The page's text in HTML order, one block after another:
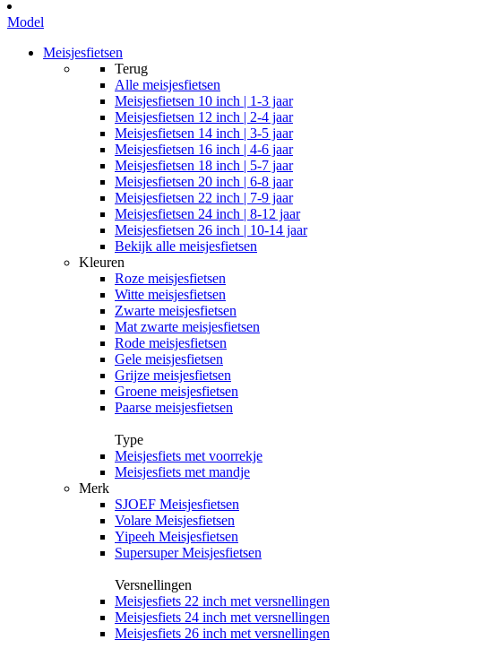
Model
Meisjesfietsen
Terug
Alle meisjesfietsen
Meisjesfietsen 10 inch | 1-3 jaar
Meisjesfietsen 12 inch | 2-4 jaar
Meisjesfietsen 14 inch | 3-5 jaar
Meisjesfietsen 16 inch | 4-6 jaar
Meisjesfietsen 18 inch | 5-7 jaar
Meisjesfietsen 20 inch | 6-8 jaar
Meisjesfietsen 22 inch | 7-9 jaar
Meisjesfietsen 24 inch | 8-12 jaar
Meisjesfietsen 26 inch | 10-14 jaar
Bekijk alle meisjesfietsen
Kleuren
Roze meisjesfietsen
Witte meisjesfietsen
Zwarte meisjesfietsen
Mat zwarte meisjesfietsen
Rode meisjesfietsen
Gele meisjesfietsen
Grijze meisjesfietsen
Groene meisjesfietsen
Paarse meisjesfietsen
Type
Meisjesfiets met voorrekje
Meisjesfiets met mandje
Merk
SJOEF Meisjesfietsen
Volare Meisjesfietsen
Yipeeh Meisjesfietsen
Supersuper Meisjesfietsen
Versnellingen
Meisjesfiets 22 inch met versnellingen
Meisjesfiets 24 inch met versnellingen
Meisjesfiets 26 inch met versnellingen